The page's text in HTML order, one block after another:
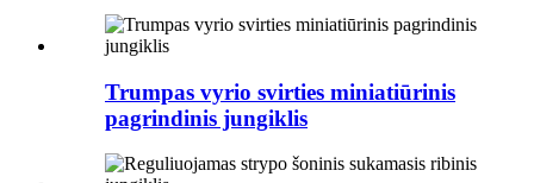
Trumpas vyrio svirties miniatiūrinis
pagrindinis jungiklis